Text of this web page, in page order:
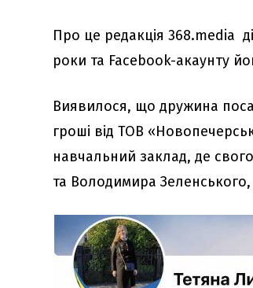
Про це редакція 368.media
роки та Facebook-акаунту
Виявилося, що дружина
гроші від ТОВ
навчальний заклад, де
та Володимира Зеленського,